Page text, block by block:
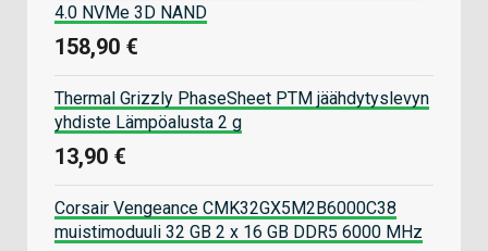
4.0 NVMe 3D NAND
158,90 €
Thermal Grizzly PhaseSheet PTM jäähdytyslevyn
yhdiste Lämpöalusta 2 g
13,90 €
Corsair Vengeance CMK32GX5M2B6000C38
muistimoduuli 32 GB 2 x 16 GB DDR5 6000 MHz